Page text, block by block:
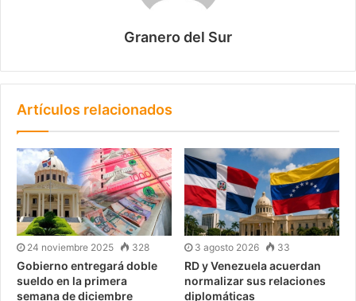
Granero del Sur
Artículos relacionados
24 noviembre 2025 328
Gobierno entregará doble
sueldo en la primera
semana de diciembre
3 agosto 2026 33
RD y Venezuela acuerdan
normalizar sus relaciones
diplomáticas